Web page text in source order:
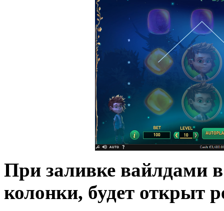
При заливке вайлдами
колонки, будет открыт